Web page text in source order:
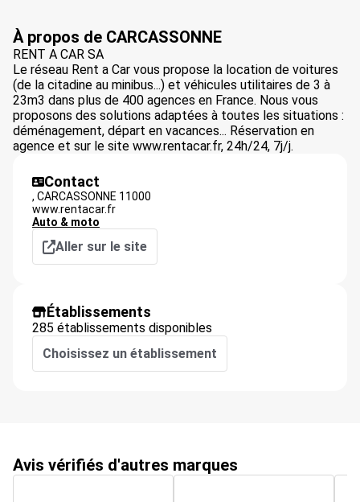
À propos de CARCASSONNE
RENT A CAR SA
Le réseau Rent a Car vous propose la location de voitures
(de la citadine au minibus...) et véhicules utilitaires de 3 à
23m3 dans plus de 400 agences en France. Nous vous
proposons des solutions adaptées à toutes les situations :
déménagement, départ en vacances... Réservation en
agence et sur le site www.rentacar.fr, 24h/24, 7j/j.
Contact
, CARCASSONNE 11000
www.rentacar.fr
Auto & moto
Aller sur le site
Établissements
285 établissements disponibles
Choisissez un établissement
Avis vérifiés d'autres marques